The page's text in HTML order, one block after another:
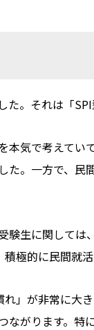
。それは「
本気で考えて
た。一方で、
験生に関して
極的に民間就活
」が非常に大
ながります。